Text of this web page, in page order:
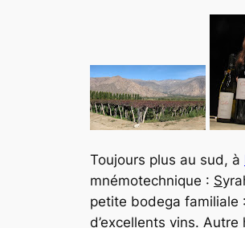
Toujours plus au sud, à
mnémotechnique : S
petite bodega familiale :
d’excellents vins.